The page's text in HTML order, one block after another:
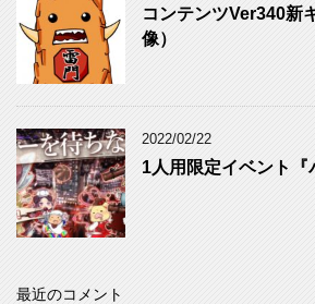
コンテンツVer340新
像）
2022/02/22
1人用限定イベント『
最近のコメント